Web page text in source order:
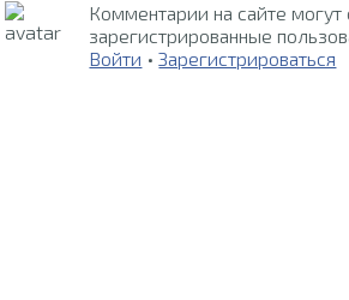
Комментарии на сайте могут
зарегистрированные
Войти •Зарегистрироваться